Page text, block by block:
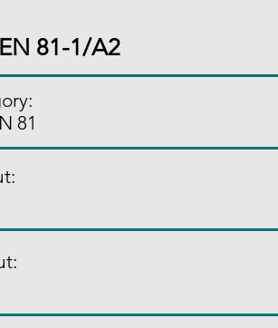
81-1/A2
81